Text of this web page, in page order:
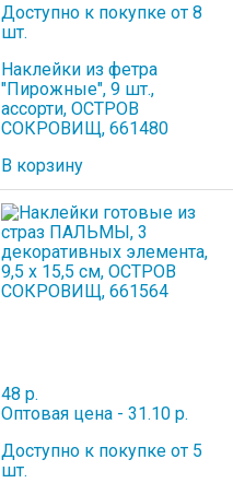
Доступно к покупке от 8
шт.
Наклейки из фетра
"Пирожные", 9 шт.,
ассорти, ОСТРОВ
СОКРОВИЩ, 661480
В корзину
48 р.
Оптовая цена - 31.10 р.
Доступно к покупке от 5
шт.